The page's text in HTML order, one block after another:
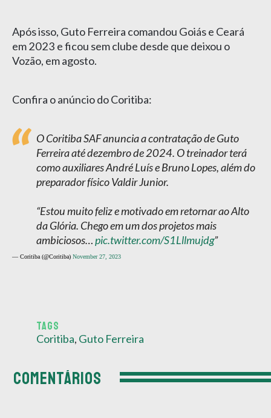
Após isso, Guto Ferreira comandou Goiás e Ceará
em 2023 e ficou sem clube desde que deixou o
Vozão, em agosto.
Confira o anúncio do Coritiba:
O Coritiba SAF anuncia a contratação de Guto
Ferreira até dezembro de 2024. O treinador terá
como auxiliares André Luís e Bruno Lopes, além do
preparador físico Valdir Junior.
“Estou muito feliz e motivado em retornar ao Alto
da Glória. Chego em um dos projetos mais
ambiciosos…pic.twitter.com/S1Lllmujdg
— Coritiba (@Coritiba) November 27, 2023
TAGS
Coritiba, Guto Ferreira
COMENTÁRIOS